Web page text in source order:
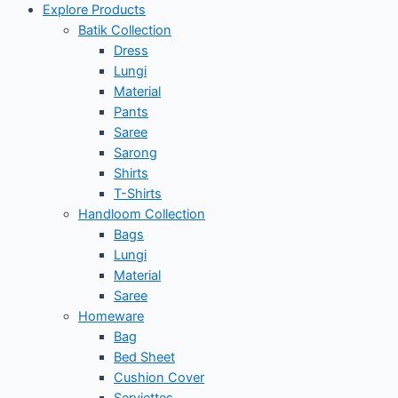
Explore Products
Batik Collection
Dress
Lungi
Material
Pants
Saree
Sarong
Shirts
T-Shirts
Handloom Collection
Bags
Lungi
Material
Saree
Homeware
Bag
Bed Sheet
Cushion Cover